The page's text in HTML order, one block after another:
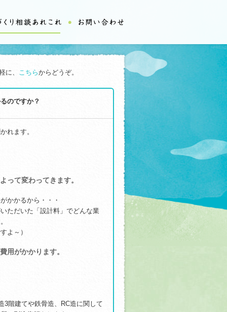
に、 こちらからどうぞ。
のですか？
れます。
って変わってきます。
かかるから・・・
ただいた「設計料」でどんな業
よ～）
用がかかります。
3階建てや鉄骨造、RC造に関して